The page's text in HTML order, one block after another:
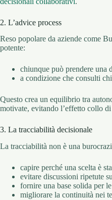
2. L’advice process
Reso popolare da aziende come
potente:
chiunque può prendere una
a condizione che consulti
Questo crea un equilibrio tra
motivate, evitando l’effetto collo
3. La tracciabilità decisionale
La tracciabilità non è una
capire perché una scelta è
evitare discussioni ripetute
fornire una base solida per
migliorare la continuità nei